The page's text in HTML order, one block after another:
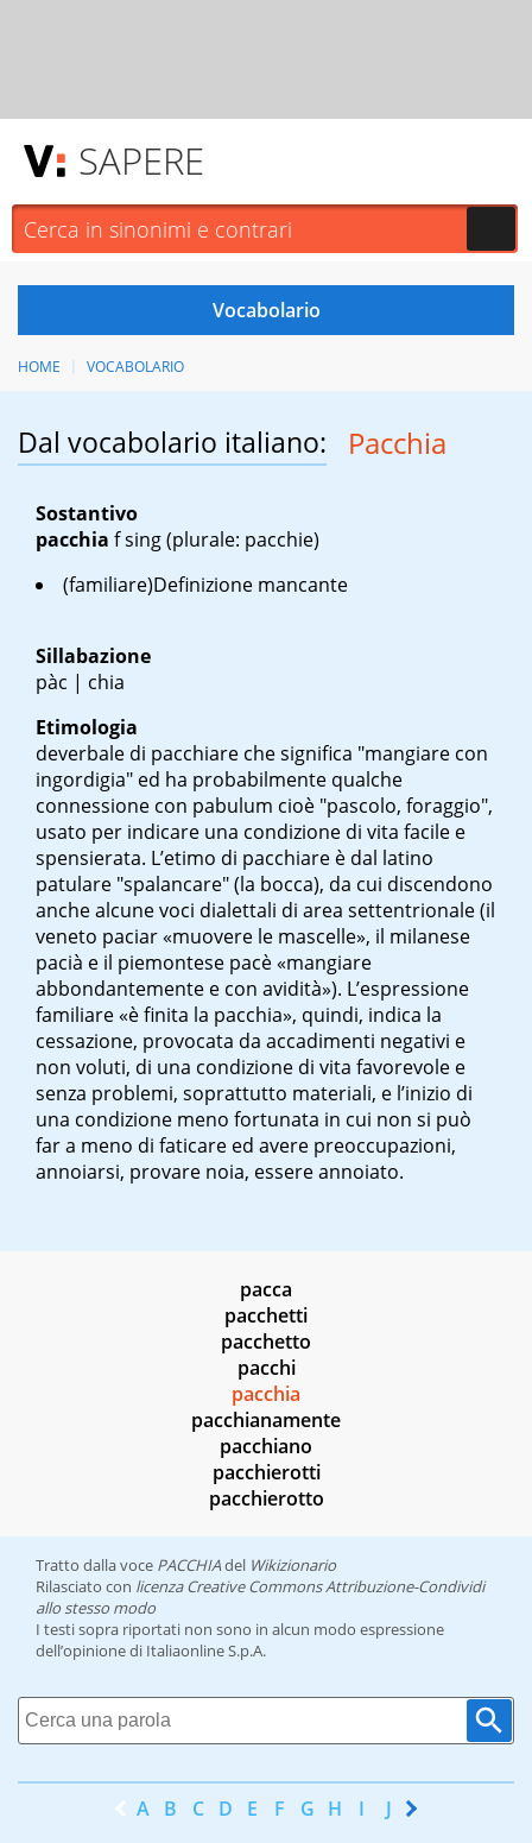
SAPERE
HOME VOCABOLARIO
Dal vocabolario italiano: Pacchia
Sostantivo
pacchia f sing(plurale: pacchie)
(familiare)Definizione mancante
Sillabazione
pàc | chia
Etimologia
deverbale di pacchiare che significa "mangiare con
ingordigia" ed ha probabilmente qualche
connessione con pabulum cioè "pascolo, foraggio",
usato per indicare una condizione di vita facile e
spensierata. L’etimo di pacchiare è dal latino
patulare "spalancare" (la bocca), da cui discendono
anche alcune voci dialettali di area settentrionale (il
veneto paciar «muovere le mascelle», il milanese
pacià e il piemontese pacè «mangiare
abbondantemente e con avidità»). L’espressione
familiare «è finita la pacchia», quindi, indica la
cessazione, provocata da accadimenti negativi e
non voluti, di una condizione di vita favorevole e
senza problemi, soprattutto materiali, e l’inizio di
una condizione meno fortunata in cui non si può
far a meno di faticare ed avere preoccupazioni,
annoiarsi, provare noia, essere annoiato.
pacca
pacchetti
pacchetto
pacchi
pacchia
pacchianamente
pacchiano
pacchierotti
pacchierotto
Tratto dalla voce PACCHIAdel Wikizionario
Rilasciato con licenza Creative Commons Attribuzione-Condividi
allo stesso modo
I testi sopra riportati non sono in alcun modo espressione
dell’opinione di Italiaonline S.p.A.
A B C D E F G H I J K